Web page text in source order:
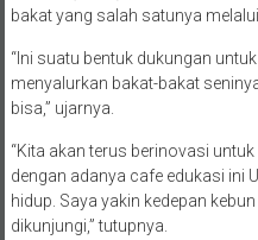
bakat yang salah satunya
“Ini suatu bentuk dukungan
menyalurkan bakat-bakat
bisa,” ujarnya.
“Kita akan terus berinovasi
dengan adanya cafe edukasi ini
hidup. Saya yakin kedepan
dikunjungi,” tutupnya.